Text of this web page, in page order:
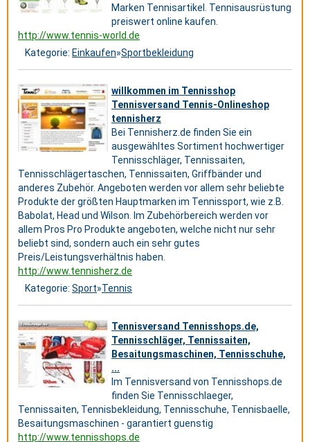
Marken Tennisartikel. Tennisausrüstung
preiswert online kaufen.
http://www.tennis-world.de
Kategorie: Einkaufen»Sportbekleidung
willkommen im Tennisshop
Tennisversand Tennis-Onlineshop
tennisherz
Bei Tennisherz.de finden Sie ein
ausgewähltes Sortiment hochwertiger
Tennisschläger, Tennissaiten,
Tennisschlägertaschen, Tennissaiten, Griffbänder und
anderes Zubehör. Angeboten werden vor allem sehr beliebte
Produkte der größten Hauptmarken im Tennissport, wie z.B.
Babolat, Head und Wilson. Im Zubehörbereich werden vor
allem Pros Pro Produkte angeboten, welche nicht nur sehr
beliebt sind, sondern auch ein sehr gutes
Preis/Leistungsverhältnis haben.
http://www.tennisherz.de
Kategorie: Sport»Tennis
Tennisversand Tennisshops.de,
Tennisschläger, Tennissaiten,
Besaitungsmaschinen, Tennisschuhe,
...
Im Tennisversand von Tennisshops.de
finden Sie Tennisschlaeger,
Tennissaiten, Tennisbekleidung, Tennisschuhe, Tennisbaelle,
Besaitungsmaschinen - garantiert guenstig
http://www.tennisshops.de